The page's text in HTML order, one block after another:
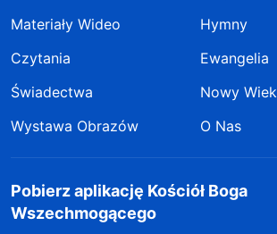
Materiały Wideo
Hymny
Czytania
Ewangelia
Świadectwa
Nowy Wiek
Wystawa Obrazów
O Nas
Pobierz aplikację Kościół Boga
Wszechmogącego